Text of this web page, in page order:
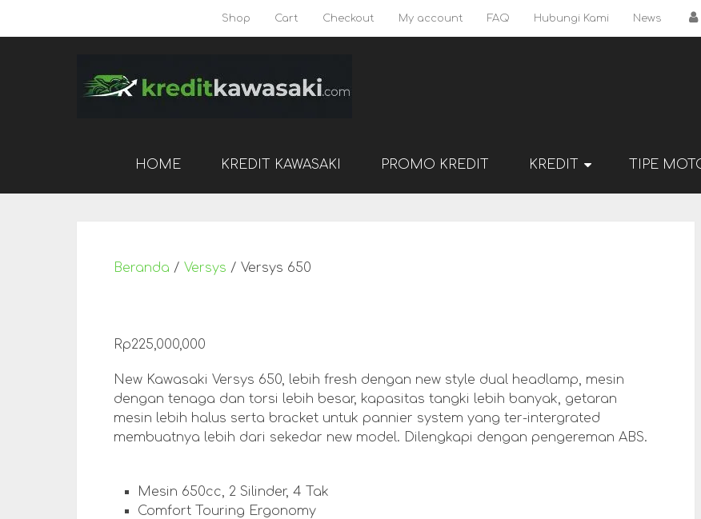
Shop Cart Checkout My account FAQ Hubungi Kami News
HOME KREDIT KAWASAKI PROMO KREDIT KREDIT TIPE
Beranda / Versys / Versys 650
Rp225,000,000
New Kawasaki Versys 650, lebih fresh dengan new style dual headlamp, mesin
dengan tenaga dan torsi lebih besar, kapasitas tangki lebih banyak, getaran
mesin lebih halus serta bracket untuk pannier system yang ter-intergrated
membuatnya lebih dari sekedar new model. Dilengkapi dengan pengereman ABS.
Mesin 650cc, 2 Silinder, 4 Tak
Comfort Touring Ergonomy